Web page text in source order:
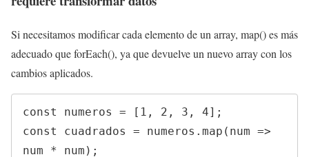
Si necesitamos modificar cada elemento de un array, map() es más
adecuado que forEach(), ya que devuelve un nuevo array con los
cambios aplicados.
const numeros = [1, 2, 3, 4];
const cuadrados = numeros.map(num =>
num * num);